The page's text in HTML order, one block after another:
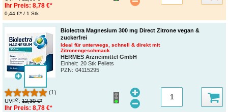
Ihr Preis: 8,78 €*
0,44 €* / 1 Stk
Biolectra Magnesium 300 mg Direct Zitrone vegan &
zuckerfrei
Ideal für unterwegs, schnell & direkt mit
Zitronengeschmack
HERMES Arzneimittel GmbH
Einheit: 20 Stk Pellets
PZN: 04115295
(1)
UVP2: 12,30 €*
Ihr Preis: 8,78 €*